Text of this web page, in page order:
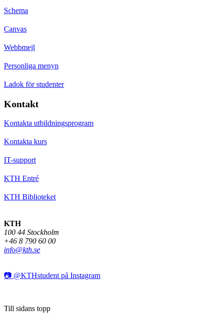
Schema
Canvas
Webbmejl
Personliga menyn
Ladok för studenter
Kontakt
Kontakta utbildningsprogram
Kontakta kurs
IT-support
KTH Entré
KTH Biblioteket
KTH
100 44 Stockholm
+46 8 790 60 00
info@kth.se
📷 @KTHstudent på Instagram
Till sidans topp